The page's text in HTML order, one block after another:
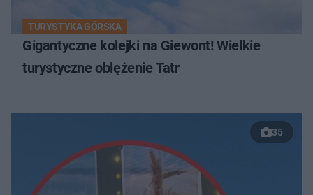
TURYSTYKA GÓRSKA
Gigantyczne kolejki na Giewont! Wielkie
turystyczne oblężenie Tatr
35